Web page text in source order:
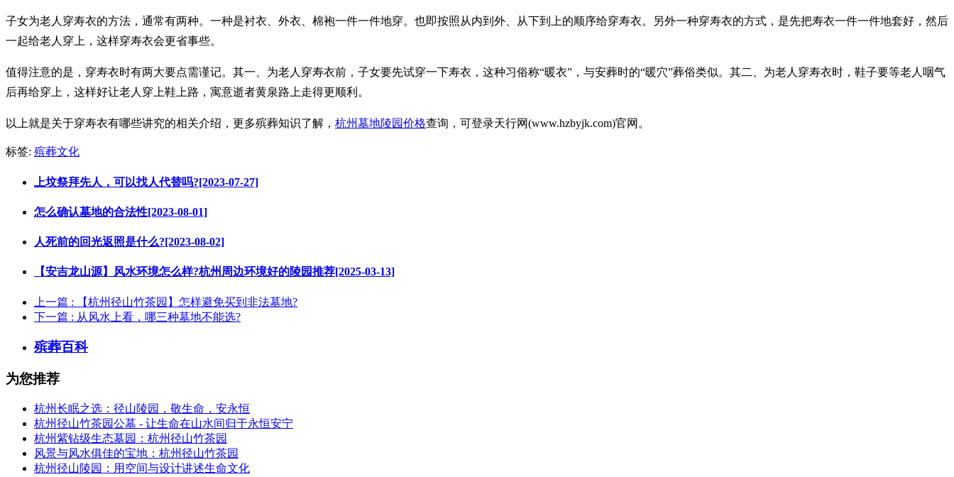
子女为老人穿寿衣的方法，通常有两种。一种是衬衣、外衣、棉袍一件一件地穿。也即按照从内到外、从下到上的顺序给穿寿衣。另外一种穿寿衣的方式，是先把寿衣一件一件地套好，然后
一起给老人穿上，这样穿寿衣会更省事些。
值得注意的是，穿寿衣时有两大要点需谨记。其一、为老人穿寿衣前，子女要先试穿一下寿衣，这种习俗称“暖衣”，与安葬时的“暖穴”葬俗类似。其二、为老人穿寿衣时，鞋子要等老人咽气
后再给穿上，这样好让老人穿上鞋上路，寓意逝者黄泉路上走得更顺利。
以上就是关于穿寿衣有哪些讲究的相关介绍，更多殡葬知识了解， 杭州墓地陵园价格查询，可登录天行网(www.hzbyjk.com)官网。
标签: 殡葬文化
上坟祭拜先人，可以找人代替吗?[2023-07-27]
怎么确认墓地的合法性[2023-08-01]
人死前的回光返照是什么?[2023-08-02]
【安吉龙山源】风水环境怎么样?杭州周边环境好的陵园推荐[2025-03-13]
上一篇 : 【杭州径山竹茶园】怎样避免买到非法墓地?
下一篇 : 从风水上看，哪三种墓地不能选?
殡葬百科
为您推荐
杭州长眠之选：径山陵园，敬生命，安永恒
杭州径山竹茶园公墓 - 让生命在山水间归于永恒安宁
杭州紫钻级生态墓园：杭州径山竹茶园
风景与风水俱佳的宝地：杭州径山竹茶园
杭州径山陵园：用空间与设计讲述生命文化